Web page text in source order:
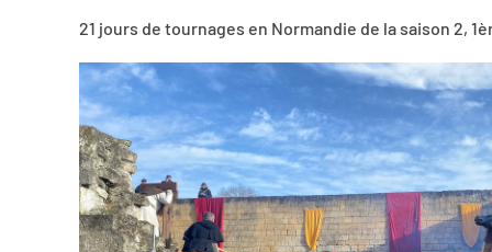
21 jours de tournages en Normandie de la saison 2,